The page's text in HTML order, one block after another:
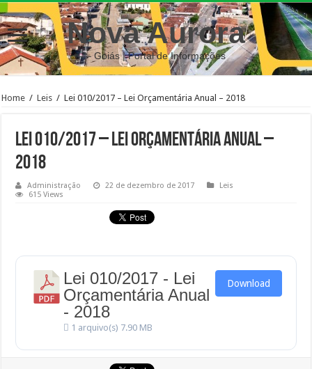
Nova Aurora
– Goiás | Portal de Informações
Home / Leis / Lei 010/2017 – Lei Orçamentária Anual – 2018
Lei 010/2017 – Lei Orçamentária Anual –
2018
Administração 22 de dezembro de 2017
Leis
615 Views
Lei 010/2017 - Lei
Orçamentária Anual
- 2018
1 arquivo(s) 7.90 MB
Download